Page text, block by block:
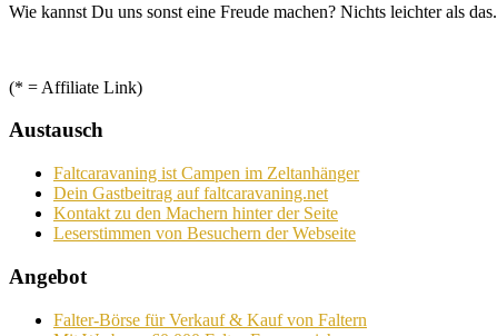
Wie kannst Du uns sonst eine Freude machen? Nichts leichter als das.
(* = Affiliate Link)
Austausch
Faltcaravaning ist Campen im Zeltanhänger
Dein Gastbeitrag auf faltcaravaning.net
Kontakt zu den Machern hinter der Seite
Leserstimmen von Besuchern der Webseite
Angebot
Falter-Börse für Verkauf & Kauf von Faltern